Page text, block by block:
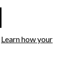
Learn how your